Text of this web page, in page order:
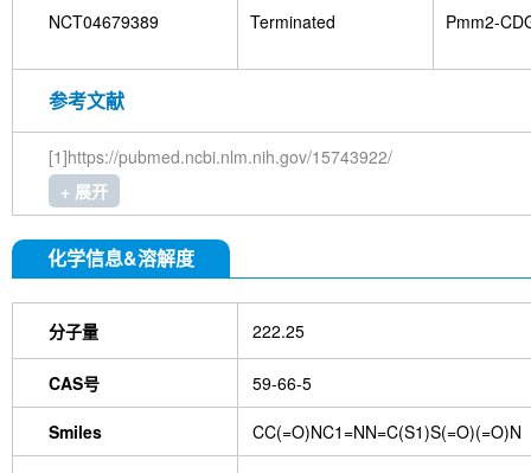
NCT04679389 Terminated Pmm2-
参考文献
[1]https://pubmed.ncbi.nlm.nih.gov/15743922/
+ 展开
化学信息&溶解度
分子量 222.25
CAS号 59-66-5
Smiles CC(=O)NC1=NN=C(S1)S(=O)(=O)N